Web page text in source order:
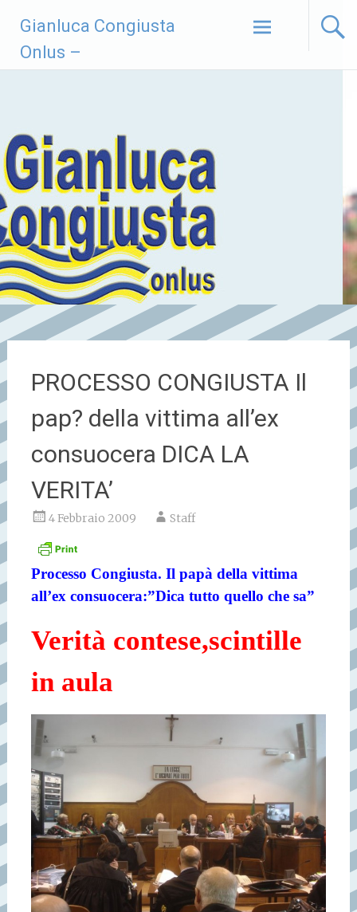
contenuto
Gianluca Congiusta
Onlus –
PROCESSO CONGIUSTA Il
pap? della vittima all’ex
consuocera DICA LA
VERITA’
4 Febbraio 2009 Staff
Processo Congiusta. Il papà della vittima
all’ex consuocera:”Dica tutto quello che sa”
Verità contese,scintille
in aula